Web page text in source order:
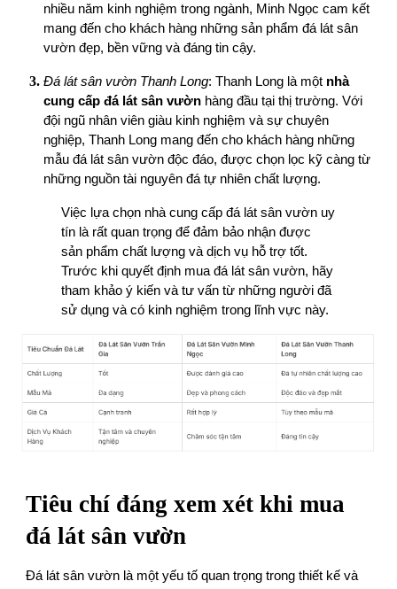
nhiều năm kinh nghiệm trong ngành, Minh Ngọc cam kết
mang đến cho khách hàng những sản phẩm đá lát sân
vườn đẹp, bền vững và đáng tin cậy.
Đá lát sân vườn Thanh Long: Thanh Long là một nhà
cung cấp đá lát sân vườn hàng đầu tại thị trường. Với
đội ngũ nhân viên giàu kinh nghiệm và sự chuyên
nghiệp, Thanh Long mang đến cho khách hàng những
mẫu đá lát sân vườn độc đáo, được chọn lọc kỹ càng từ
những nguồn tài nguyên đá tự nhiên chất lượng.
Việc lựa chọn nhà cung cấp đá lát sân vườn uy
tín là rất quan trọng để đảm bảo nhận được
sản phẩm chất lượng và dịch vụ hỗ trợ tốt.
Trước khi quyết định mua đá lát sân vườn, hãy
tham khảo ý kiến và tư vấn từ những người đã
sử dụng và có kinh nghiệm trong lĩnh vực này.
Tiêu chí đáng xem xét khi mua
đá lát sân vườn
Đá lát sân vườn là một yếu tố quan trọng trong thiết kế và